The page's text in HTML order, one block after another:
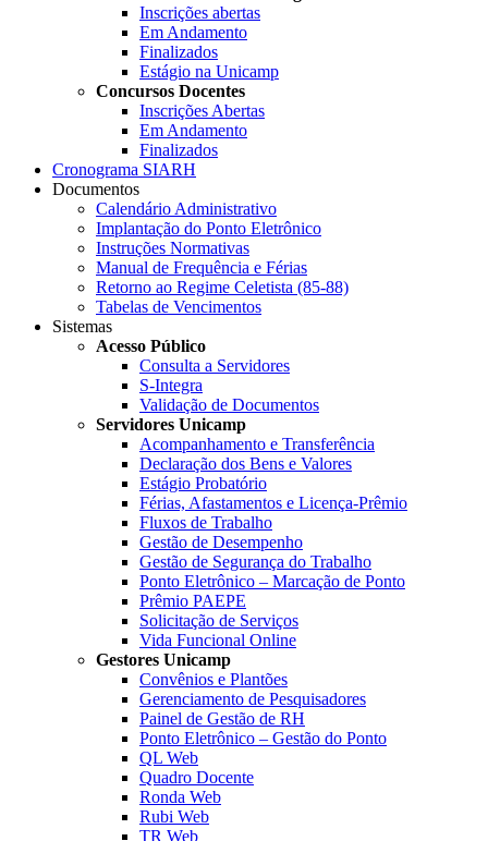
Inscrições abertas
Em Andamento
Finalizados
Estágio na Unicamp
Concursos Docentes
Inscrições Abertas
Em Andamento
Finalizados
Cronograma SIARH
Documentos
Calendário Administrativo
Implantação do Ponto Eletrônico
Instruções Normativas
Manual de Frequência e Férias
Retorno ao Regime Celetista (85-88)
Tabelas de Vencimentos
Sistemas
Acesso Público
Consulta a Servidores
S-Integra
Validação de Documentos
Servidores Unicamp
Acompanhamento e Transferência
Declaração dos Bens e Valores
Estágio Probatório
Férias, Afastamentos e Licença-Prêmio
Fluxos de Trabalho
Gestão de Desempenho
Gestão de Segurança do Trabalho
Ponto Eletrônico – Marcação de Ponto
Prêmio PAEPE
Solicitação de Serviços
Vida Funcional Online
Gestores Unicamp
Convênios e Plantões
Gerenciamento de Pesquisadores
Painel de Gestão de RH
Ponto Eletrônico – Gestão do Ponto
QL Web
Quadro Docente
Ronda Web
Rubi Web
TR Web